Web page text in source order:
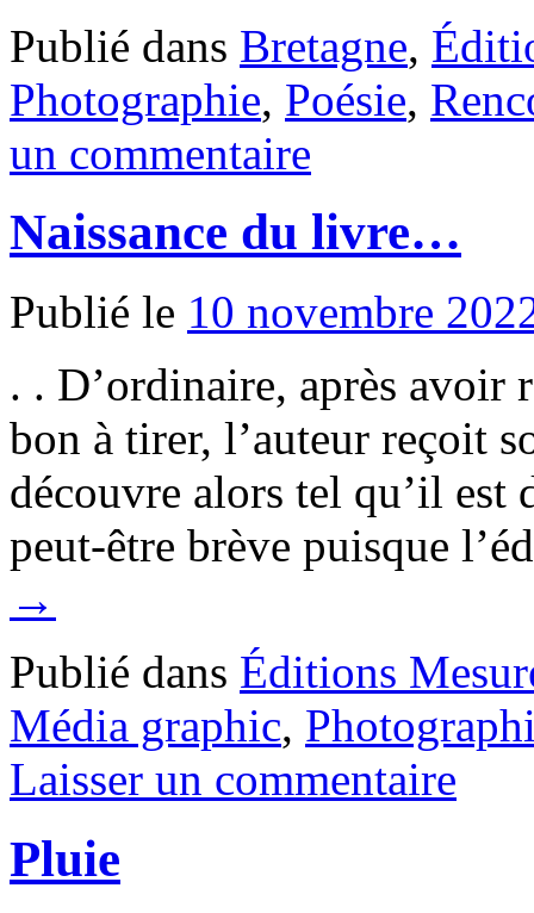
Publié dans Bretagne,
Photographie, Poésie,
un commentaire
Naissance du livre…
Publié le 10 novembre
. . D’ordinaire, après avoir
bon à tirer, l’auteur reçoit
découvre alors tel qu’il est
peut-être brève puisque
→
Publié dans Éditions
Média graphic,
Laisser un commentaire
Pluie